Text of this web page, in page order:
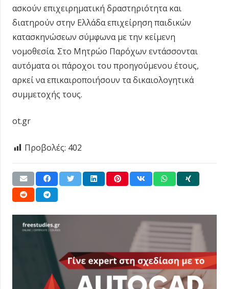
ασκούν επιχειρηματική δραστηριότητα και
διατηρούν στην Ελλάδα επιχείρηση παιδικών
κατασκηνώσεων σύμφωνα με την κείμενη
νομοθεσία. Στο Μητρώο Παρόχων εντάσσονται
αυτόματα οι πάροχοι του προηγούμενου έτους,
αρκεί να επικαιροποιήσουν τα δικαιολογητικά
συμμετοχής τους.
ot.gr
Προβολές: 402